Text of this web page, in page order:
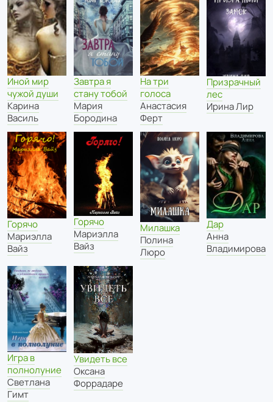
Иной мир
чужой души
Карина
Василь
Завтра я
стану тобой
Мария
Бородина
На три
голоса
Анастасия
Ферт
Призрачный
лес
Ирина Лир
Горячо
Мариэлла
Вайз
Горячо
Мариэлла
Вайз
Милашка
Полина
Люро
Дар
Анна
Владимирова
Игра в
полнолуние
Светлана
Гимт
Увидеть все
Оксана
Форрадаре